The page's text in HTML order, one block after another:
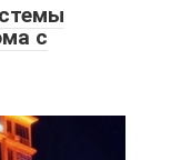
с